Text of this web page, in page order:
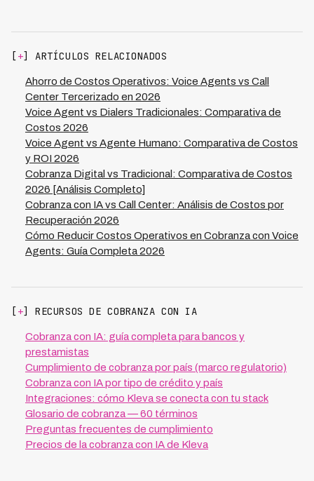
conocimiento institucional valioso.
0 violaciones regulatorias, adaptandose
automaticamente a regulaciones locales de cobranza y
compliance se programan en el sistema y se aplican
automaticamente en cada llamada, eliminando el riesgo
de inconsistencias que ocurren cuando equipos
humanos interpretan diferente las normativas de cada
pais.
[ +] ARTÍCULOS RELACIONADOS
Ahorro de Costos Operativos: Voice Agents vs Call
Center Tercerizado en 2026
Voice Agent vs Dialers Tradicionales: Comparativa de
Costos 2026
Voice Agent vs Agente Humano: Comparativa de Costos
y ROI 2026
Cobranza Digital vs Tradicional: Comparativa de Costos
2026 [Análisis Completo]
Cobranza con IA vs Call Center: Análisis de Costos por
Recuperación 2026
Cómo Reducir Costos Operativos en Cobranza con Voice
Agents: Guía Completa 2026
[ +] RECURSOS DE COBRANZA CON IA
Cobranza con IA: guía completa para bancos y
prestamistas
Cumplimiento de cobranza por país (marco regulatorio)
Cobranza con IA por tipo de crédito y país
Integraciones: cómo Kleva se conecta con tu stack
Glosario de cobranza — 60 términos
Preguntas frecuentes de cumplimiento
Precios de la cobranza con IA de Kleva